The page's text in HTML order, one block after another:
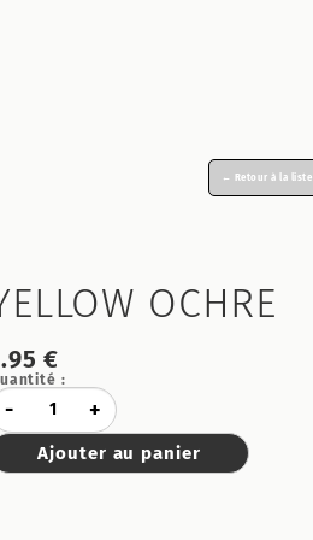
← Retour à la liste
OCHRE
€
:
- +
Ajouter au panier